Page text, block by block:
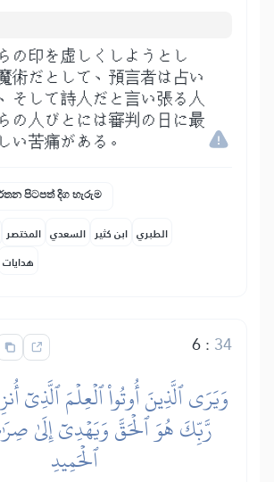
の印を虚しくしようとし
術だとして、預言者は占い
そして詩人だと言い張る人
の人びとには審判の日に最
い苦痛がある。
පිටපත් දිග හැරුම
المختصر السعدي ابن كثير الطبري
هدايات
6: 34
وَيَرَى ٱلَّذِينَ أُوتُواْ ٱلۡعِلۡمَ ٱلَّذِيٓ
رَّبِّكَ هُوَ ٱلۡحَقَّ وَيَهۡدِيٓ إِلَىٰ
ٱلۡحَمِيدِ